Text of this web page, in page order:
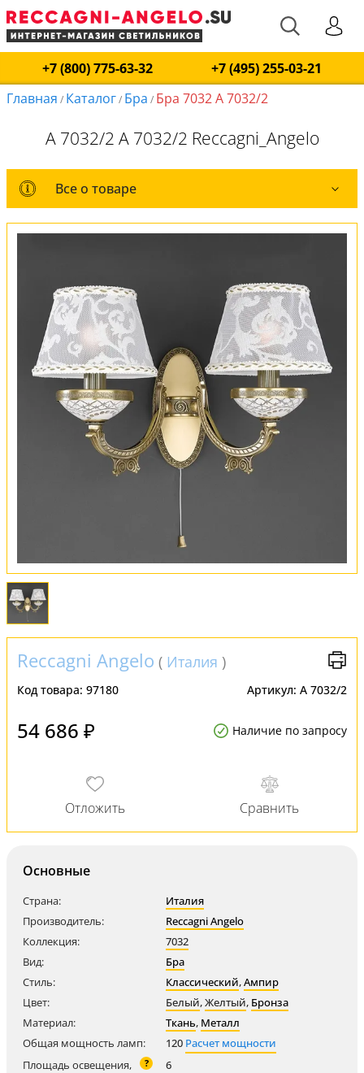
+7 (800) 775-63-32
+7 (495) 255-03-21
Главная / Каталог/ Бра / Бра 7032 A 7032/2
A 7032/2 A 7032/2 Reccagni_Angelo
Все о товаре
Все о товаре
Вся коллекция
Оплата и доставка
Обмен и возврат
Установка
Reccagni Angelo ( Италия )
Код товара: 97180 Артикул: A 7032/2
54 686 ₽ Наличие по запросу
Основные
Страна:
Италия
Производитель:
Reccagni Angelo
Коллекция:
7032
Вид:
Бра
Стиль:
Классический,Ампир
Цвет:
Белый,Желтый, Бронза
Материал:
Ткань, Металл
Общая мощность ламп:
120 Расчет мощности
Площадь освещения,
? 6